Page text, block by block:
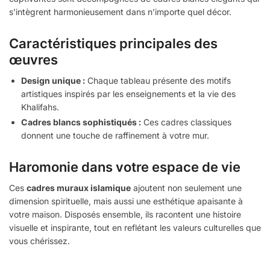
s’intègrent harmonieusement dans n’importe quel décor.
Caractéristiques principales des
œuvres
Design unique : Chaque tableau présente des motifs
artistiques inspirés par les enseignements et la vie des
Khalifahs.
Cadres blancs sophistiqués : Ces cadres classiques
donnent une touche de raffinement à votre mur.
Haromonie dans votre espace de vie
Ces cadres muraux islamique ajoutent non seulement une
dimension spirituelle, mais aussi une esthétique apaisante à
votre maison. Disposés ensemble, ils racontent une histoire
visuelle et inspirante, tout en reflétant les valeurs culturelles que
vous chérissez.